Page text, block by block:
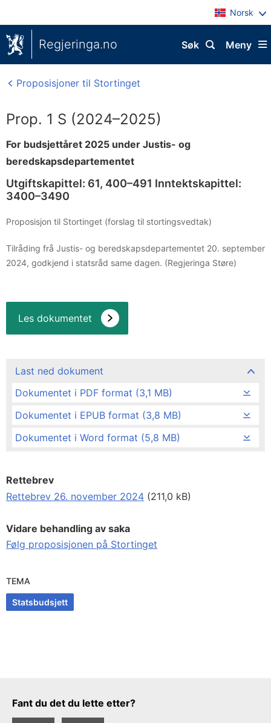
Norsk
Regjeringa.no Meny
Søk
Proposisjoner til Stortinget
Prop. 1 S (2024–2025)
For budsjettåret 2025 under Justis- og
beredskapsdepartementet
Utgiftskapittel: 61, 400–491 Inntektskapittel:
3400–3490
Proposisjon til Stortinget (forslag til stortingsvedtak)
Tilråding frå Justis- og beredskapsdepartementet 20. september
2024, godkjend i statsråd same dagen. (Regjeringa Støre)
Les dokumentet
Last ned dokument
Dokumentet i PDF format (3,1 MB)
Dokumentet i EPUB format (3,8 MB)
Dokumentet i Word format (5,8 MB)
Rettebrev
Rettebrev 26. november 2024 (211,0 kB)
Vidare behandling av saka
Følg proposisjonen på Stortinget
TEMA
Statsbudsjett
Tilbakemeldingsskjema
Fant du det du lette etter?